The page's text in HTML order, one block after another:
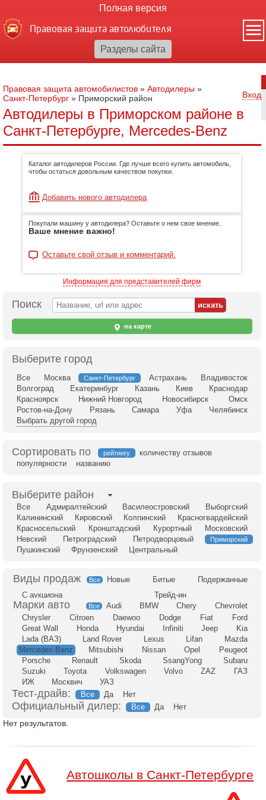
Полная версия
Правовая защита автолюбителя
Правовая защита автомобилистов » Автодилеры »
Санкт-Петербург » Приморский район Вход
Автодилеры в Приморском районе в
Санкт-Петербурге, Mercedes-Benz
Каталог автодилеров России. Где лучше всего купить автомобиль,
чтобы остаться довольным качеством покупки.
Добавить нового автодилера
Покупали машину у автодилера? Оставьте о нем свое мнение.
Ваше мнение важно!
Оставьте свой отзыв и комментарий.
Информация для представителей фирм
Поиск
на карте
Выберите город
Все Москва Санкт-Петербург Астрахань
Владивосток
Волгоград
Екатеринбург Казань Киев
Краснодар
Красноярск
Нижний Новгород Новосибирск
Омск
Ростов-на-Дону
Рязань Самара Уфа
Челябинск
Выбрать другой город
Сортировать по рейтингу
количеству отзывов
популярности
названию
Выберите район
Все Адмиралтейский Василеостровский
Выборгский
Калининский
Кировский Колпинский
Красногвардейский
Красносельский
Кронштадский Курортный
Московский
Невский
Петроградский Петродворцовый Приморский
Пушкинский Фрунзенский Центральный
Все Новые Битые
Подержанные
С аукциона
Трейд-ин
Все Audi BMW Chery
Chevrolet
Chrysler
Citroen Daewoo Dodge Fiat
Ford
Great Wall
Honda Hyundai Infiniti Jeep
Kia
Lada (ВАЗ)
Land Rover Lexus Lifan
Mazda
Mercedes-Benz
Mitsubishi Nissan Opel
Peugeot
Porsche
Renault Skoda SsangYong
Subaru
Suzuki
Toyota Volkswagen Volvo ZAZ
ГАЗ
ИЖ
Москвич УАЗ
Тест-драйв: Все Да Нет
Официальный дилер: Все Да Нет
Нет результатов.
Автошколы в Санкт-Петербурге